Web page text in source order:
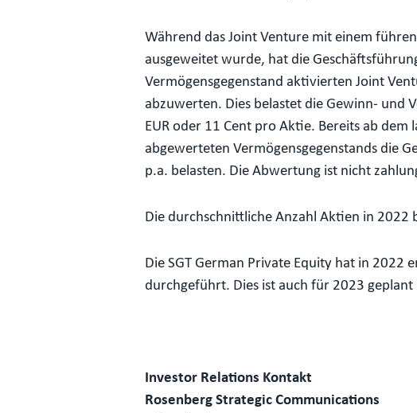
Während das Joint Venture mit einem
ausgeweitet wurde, hat die
Vermögensgegenstand aktivierten Joint
abzuwerten. Dies belastet die Gewinn- und
EUR oder 11 Cent pro Aktie. Bereits ab
abgewerteten Vermögensgegenstands die
p.a. belasten. Die Abwertung ist nicht
Die durchschnittliche Anzahl Aktien in 2022
Die SGT German Private Equity hat in
durchgeführt. Dies ist auch für 2023
Investor Relations Kontakt
Rosenberg Strategic Communications